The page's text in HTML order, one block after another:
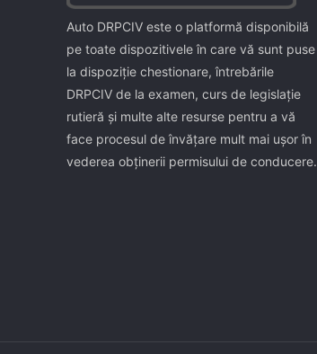
Auto DRPCIV este o platformă disponibilă
pe toate dispozitivele în care vă sunt puse
la dispoziţie chestionare, întrebările
DRPCIV de la examen, curs de legislaţie
rutieră şi multe alte resurse pentru a vă
face procesul de învăţare mult mai uşor în
vederea obţinerii permisului de conducere.